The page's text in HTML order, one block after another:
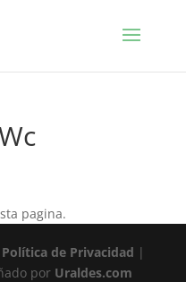
pagina.
Política de Privacidad |
por Uraldes.com